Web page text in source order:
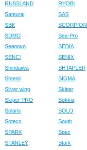
RUSSLAND
RYOBI
Samurai
SAS
SBK
SCORPION
SDMO
Sea-Pro
Seanovo
SEDIA
SENCI
SENIX
Shindaiwa
SHTAPLER
Shtenli
SIGMA
Silver wing
Skiper
Skiper PRO
Sokkia
Solaris
SOLO
Soteco
South
SPARK
Spec
STANLEY
Stark